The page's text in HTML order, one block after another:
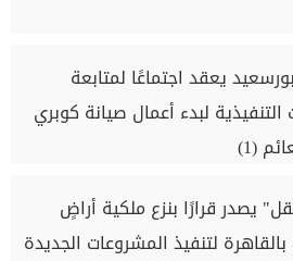
يعقد اجتماعًا لمتابعة
التنفيذية لبدء أعمال صيانة كوبري
(1)
يصدر قرارًا بنزع ملكية أراضٍ
لتنفيذ المشروعات الجديدة